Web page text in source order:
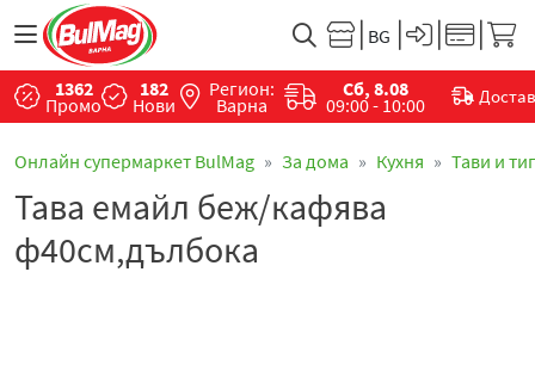
1362
Промо
182
Нови
Регион:
Варна
Сб, 8.08
09:00 - 10:00
Онлайн супермаркет BulMag За дома Кухня Тави и
Тава емайл беж/кафява
ф40см,дълбока